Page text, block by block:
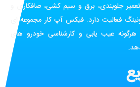
جلوبندی، برق و سیم کشی، صافکاری و
فعالیت دارد. فیکس آپ کار مجموعه ای
عیب یابی و کارشناسی خودرو های